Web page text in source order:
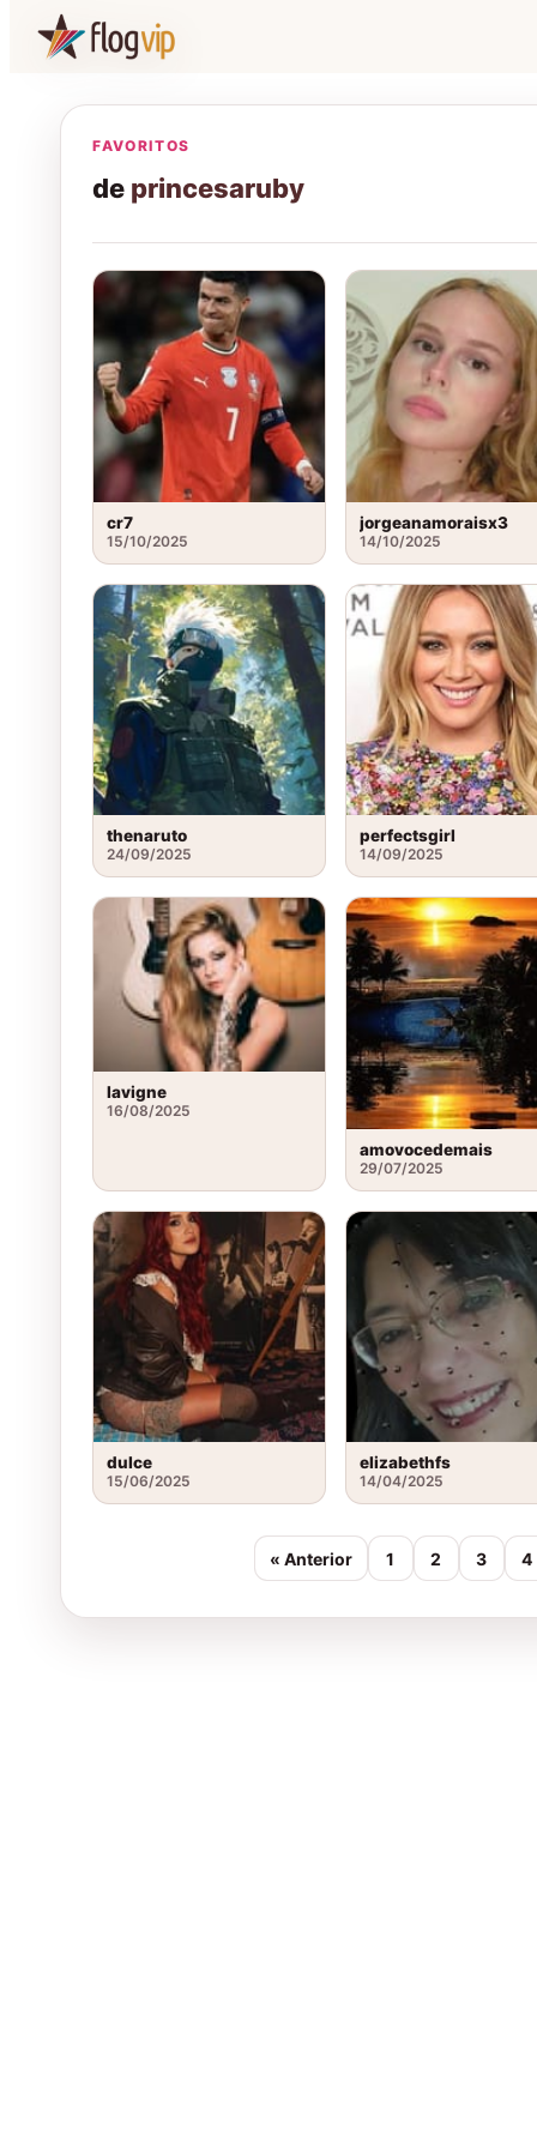
FAVORITOS
de princesaruby
cr7
15/10/2025
jorgeanamoraisx3
14/10/2025
thenaruto
24/09/2025
perfectsgirl
14/09/2025
lavigne
16/08/2025
amovocedemais
29/07/2025
dulce
15/06/2025
elizabethfs
14/04/2025
« Anterior 1 2 3 4